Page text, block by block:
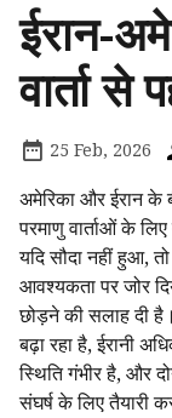
ईरान-
वार्ता से
25 Feb, 2026
अमेरिका और ईरान के
परमाणु वार्ताओं के
यदि सौदा नहीं हुआ,
आवश्यकता पर जोर
छोड़ने की सलाह दी
बढ़ा रहा है, ईरानी
स्थिति गंभीर है, और
संघर्ष के लिए तैयारी